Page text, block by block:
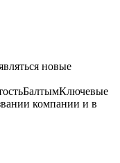
новые
БалтымКлючевые
компании и в